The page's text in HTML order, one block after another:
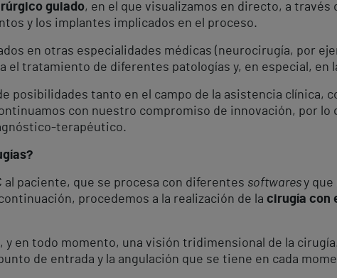
guiado, en el que visualizamos en directo, a través
y los implantes implicados en el proceso.
en otras especialidades médicas (neurocirugía, por
el tratamiento de diferentes patologías y, en especial, en
posibilidades tanto en el campo de la asistencia clínica,
con nuestro compromiso de innovación, por lo
terapéutico.
al paciente, que se procesa con diferentes softwaresy que
procedemos a la realización de la cirugía con
y en todo momento, una visión tridimensional de la cirugía.
de entrada y la angulación que se tiene en cada